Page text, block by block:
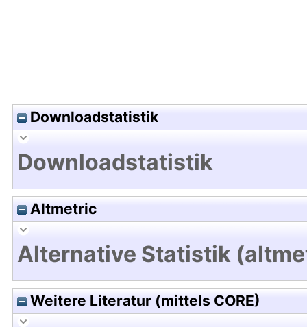
Downloadstatistik
Downloadstatistik
Altmetric
Alternative Statistik
Weitere Literatur (mittels CORE)